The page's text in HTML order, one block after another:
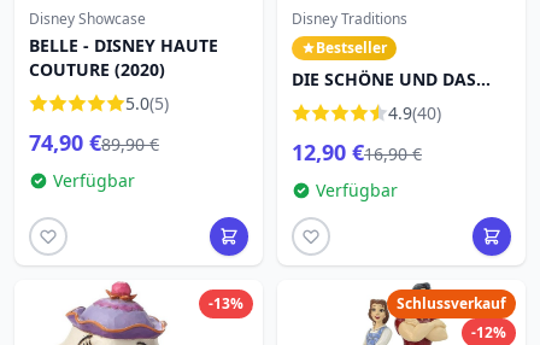
Disney Showcase
BELLE - DISNEY HAUTE
COUTURE (2020)
5.0(5)
74,90 €89,90 €
Verfügbar
Disney Traditions
Bestseller
DIE SCHÖNE UND DAS
BIEST DISNEY TRADITIONS
ORNAMENT
4.9(40)
12,90 €16,90 €
Verfügbar
-13%
Schlussverkauf
-12%